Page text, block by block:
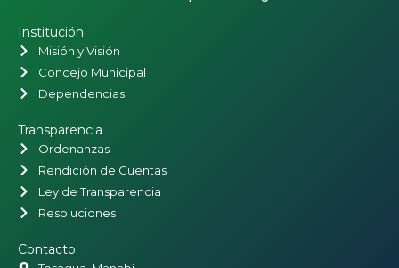
Institución
Misión y Visión
Concejo Municipal
Dependencias
Transparencia
Ordenanzas
Rendición de Cuentas
Ley de Transparencia
Resoluciones
Contacto